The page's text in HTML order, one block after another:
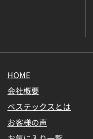
HOME
会社概要
ベステックスとは
お客様の声